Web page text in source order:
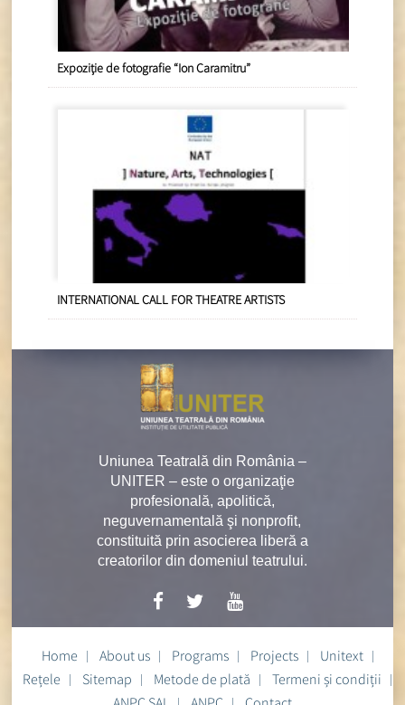
Expoziție de fotografie “Ion Caramitru”
INTERNATIONAL CALL FOR THEATRE ARTISTS
Uniunea Teatrală din România –
UNITER – este o organizaţie
profesională, apolitică,
neguvernamentală şi nonprofit,
constituită prin asocierea liberă a
creatorilor din domeniul teatrului.
Home About us Programs Projects
Unitext
Rețele
Sitemap Metode de plată
Termeni și condiții